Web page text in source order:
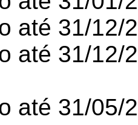
até 31/12/
até 31/12/
até 31/05/